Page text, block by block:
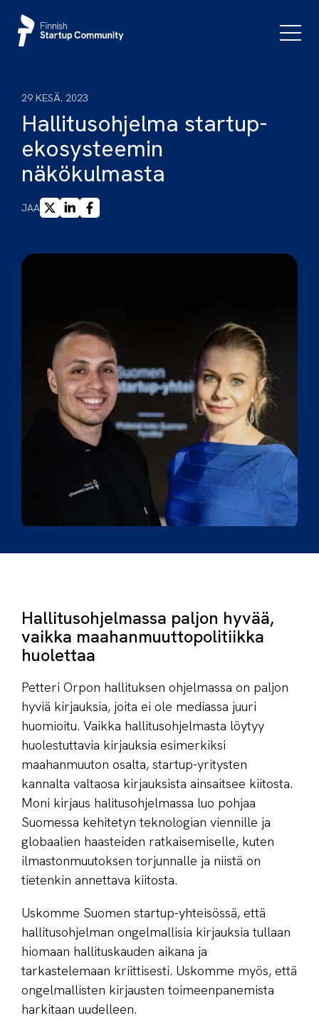
sisältöön
29 KESÄ. 2023
Hallitusohjelma startup-
ekosysteemin
näkökulmasta
JAAX LINKEDINFACEBOOK
Hallitusohjelmassa paljon hyvää,
vaikka maahanmuuttopolitiikka
huolettaa
Petteri Orpon hallituksen ohjelmassa on paljon
hyviä kirjauksia, joita ei ole mediassa juuri
huomioitu. Vaikka hallitusohjelmasta löytyy
huolestuttavia kirjauksia esimerkiksi
maahanmuuton osalta, startup-yritysten
kannalta valtaosa kirjauksista ainsaitsee kiitosta.
Moni kirjaus halitusohjelmassa luo pohjaa
Suomessa kehitetyn teknologian viennille ja
globaalien haasteiden ratkaisemiselle, kuten
ilmastonmuutoksen torjunnalle ja niistä on
tietenkin annettava kiitosta.
Uskomme Suomen startup-yhteisössä, että
hallitusohjelman ongelmallisia kirjauksia tullaan
hiomaan hallituskauden aikana ja
tarkastelemaan kriittisesti. Uskomme myös, että
ongelmallisten kirjausten toimeenpanemista
harkitaan uudelleen.